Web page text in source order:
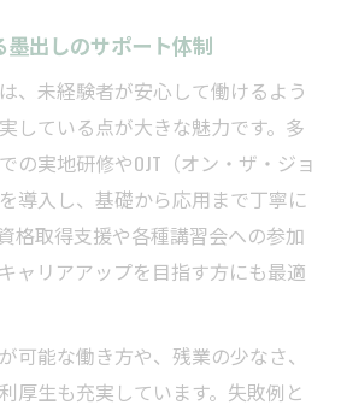
出しのサポート体制
、未経験者が安心して働けるよう
している点が大きな魅力です。多
の実地研修やOJT（オン・ザ・ジョ
導入し、基礎から応用まで丁寧に
格取得支援や各種講習会への参加
ャリアアップを目指す方にも最適
可能な働き方や、残業の少なさ、
厚生も充実しています。失敗例と